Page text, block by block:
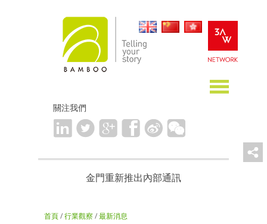
關注我們
金門重新推出內部通訊
首頁/行業觀察 /最新消息